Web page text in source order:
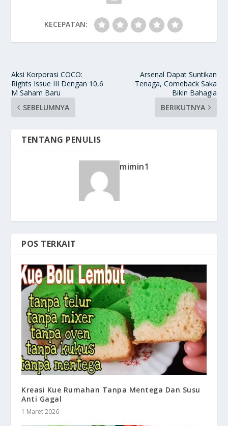
KECEPATAN:
Aksi Korporasi COCO:
Rights Issue III Dengan 10,6
M Saham Baru
SEBELUMNYA
Arsenal Dapat Suntikan
Tenaga, Comeback Saka
Bikin Bahagia
BERIKUTNYA
TENTANG PENULIS
mimin1
POS TERKAIT
Kreasi Kue Rumahan Tanpa Mentega Dan Susu
Anti Gagal
1 Maret 2026